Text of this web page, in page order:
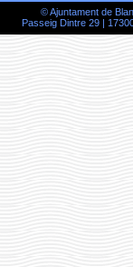
© Ajuntament de
Passeig Dintre 29 |